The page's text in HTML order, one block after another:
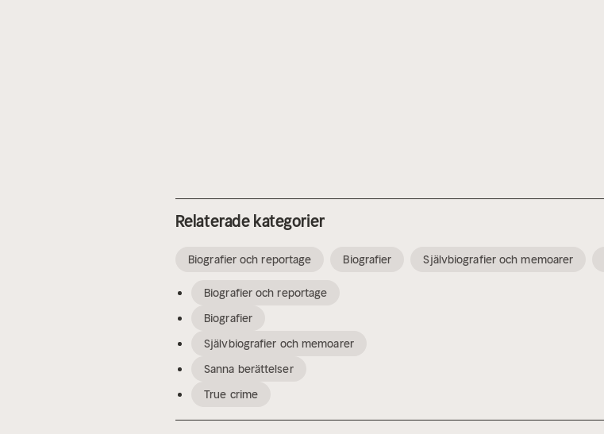
Relaterade kategorier
Biografier och reportage Biografier Självbiografier och memoarer
Biografier och reportage
Biografier
Självbiografier och memoarer
Sanna berättelser
True crime